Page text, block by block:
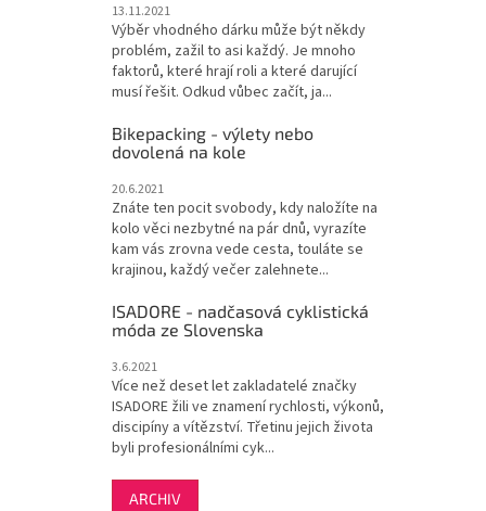
13.11.2021
Výběr vhodného dárku může být někdy
problém, zažil to asi každý. Je mnoho
faktorů, které hrají roli a které darující
musí řešit. Odkud vůbec začít, ja...
Bikepacking - výlety nebo
dovolená na kole
20.6.2021
Znáte ten pocit svobody, kdy naložíte na
kolo věci nezbytné na pár dnů, vyrazíte
kam vás zrovna vede cesta, touláte se
krajinou, každý večer zalehnete...
ISADORE - nadčasová cyklistická
móda ze Slovenska
3.6.2021
Více než deset let zakladatelé značky
ISADORE žili ve znamení rychlosti, výkonů,
discipíny a vítězství. Třetinu jejich života
byli profesionálními cyk...
ARCHIV